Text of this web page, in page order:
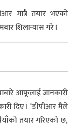
मात्रै तयार भएको
शिलान्यास गरे ।
आफूलाई जानकारी
दिए । ‘डीपीआर मैले
तयार गरिएको छ,